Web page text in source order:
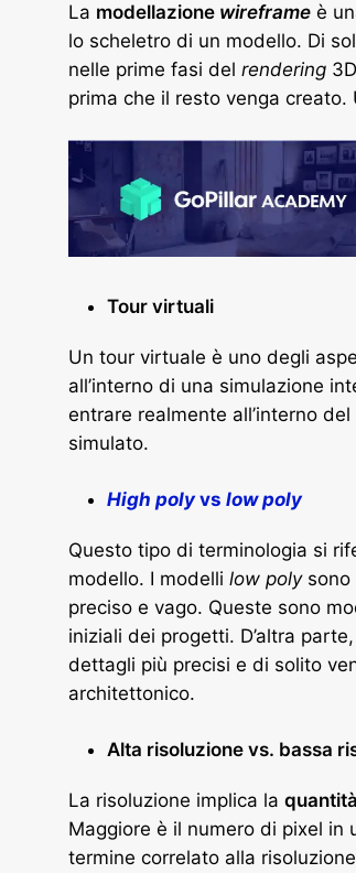
La modellazione wireframe è
lo scheletro di un modello. Di
nelle prime fasi del rendering
prima che il resto venga
Tour virtuali
Un tour virtuale è uno degli
all’interno di una simulazione
entrare realmente all’interno
simulato.
High polyvs low poly
Questo tipo di terminologia si
modello. I modelli low polysono
preciso e vago. Queste sono
iniziali dei progetti. D’altra
dettagli più precisi e di solito
architettonico.
Alta risoluzione vs. bassa
La risoluzione implica la
Maggiore è il numero di pixel in
termine correlato alla